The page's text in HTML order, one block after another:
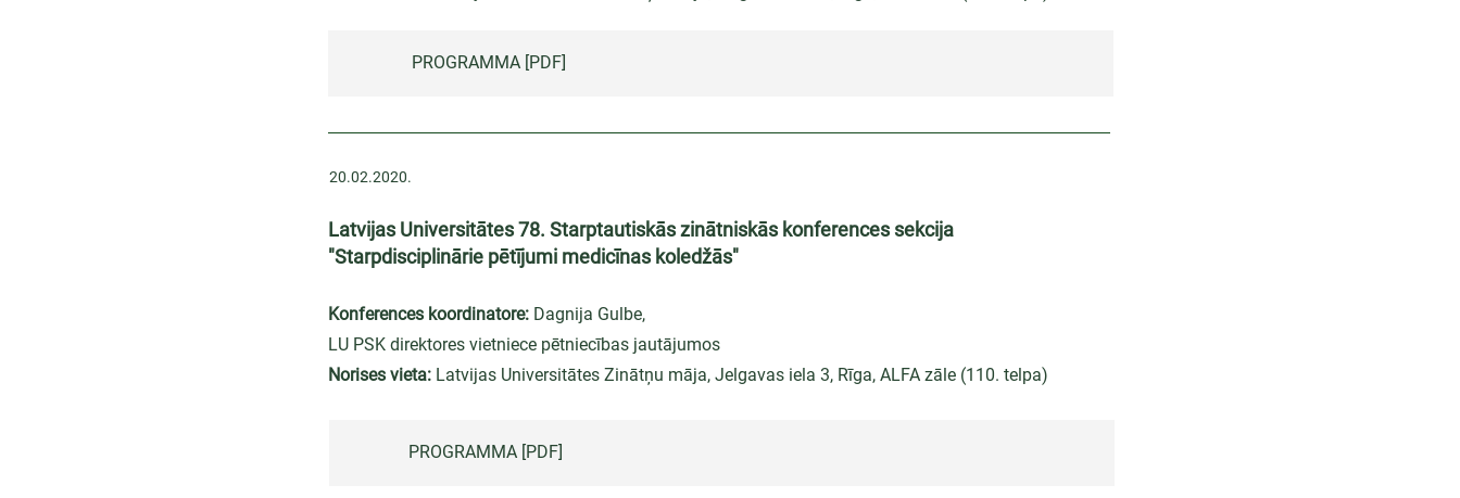
PROGRAMMA [PDF]
20.02.2020.
Latvijas Universitātes 78. Starptautiskās zinātniskās konferences sekcija
"Starpdisciplinārie pētījumi medicīnas koledžās"
Konferences koordinatore:Dagnija Gulbe,
LU PSK direktores vietniece pētniecības jautājumos
Norises vieta: Latvijas Universitātes Zinātņu māja, Jelgavas iela 3, Rīga, ALFA zāle (110. telpa)
PROGRAMMA [PDF]